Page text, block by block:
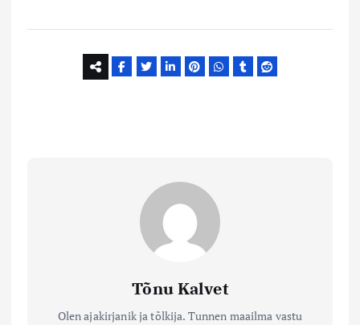
Tõnu Kalvet
Olen ajakirjanik ja tõlkija. Tunnen maailma vastu